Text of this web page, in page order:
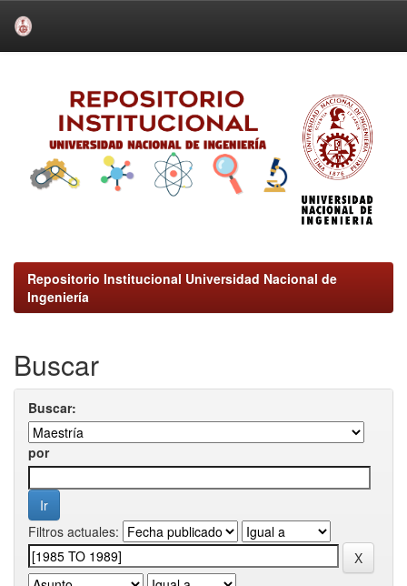
Repositorio Institucional Universidad Nacional de
Ingeniería
Buscar
Buscar:
por
Filtros actuales: